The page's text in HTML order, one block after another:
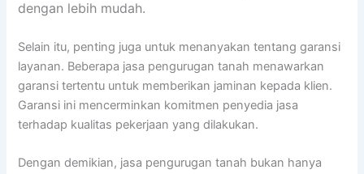
dengan lebih mudah.
Selain itu, penting juga untuk menanyakan tentang garansi
layanan. Beberapa jasa pengurugan tanah menawarkan
garansi tertentu untuk memberikan jaminan kepada klien.
Garansi ini mencerminkan komitmen penyedia jasa
terhadap kualitas pekerjaan yang dilakukan.
Dengan demikian, jasa pengurugan tanah bukan hanya